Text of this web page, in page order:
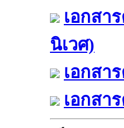
เอกสา
นิเวศ)
เอกสา
เอกสา